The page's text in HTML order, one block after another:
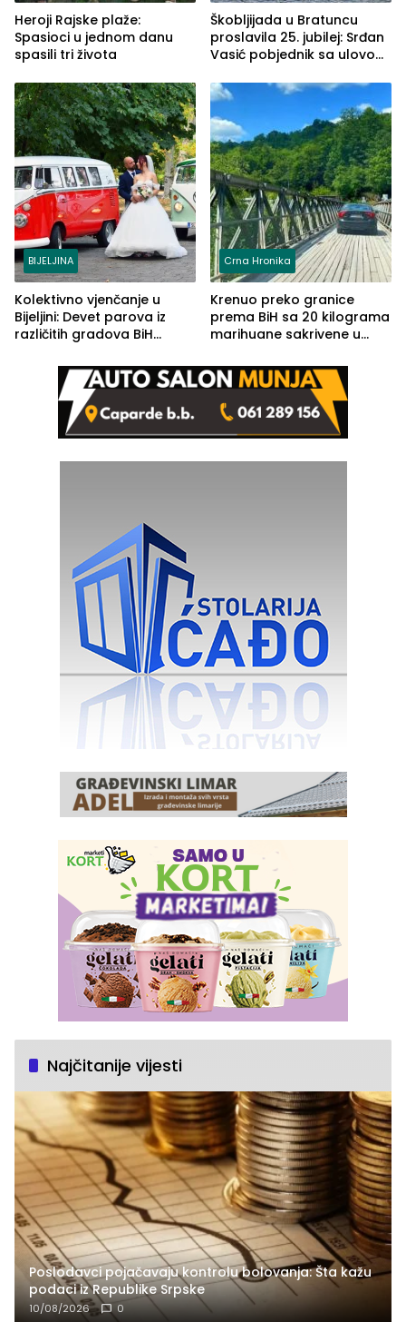
Heroji Rajske plaže:
Spasioci u jednom danu
spasili tri života
Škobljijada u Bratuncu
proslavila 25. jubilej: Srđan
Vasić pobjednik sa ulovom
BIJELJINA
Kolektivno vjenčanje u
Bijeljini: Devet parova iz
različitih gradova BiH
Crna Hronika
Krenuo preko granice
prema BiH sa 20 kilograma
marihuane sakrivene u
Najčitanije vijesti
Poslodavci pojačavaju kontrolu bolovanja: Šta kažu
podaci iz Republike Srpske
10/08/2026 0